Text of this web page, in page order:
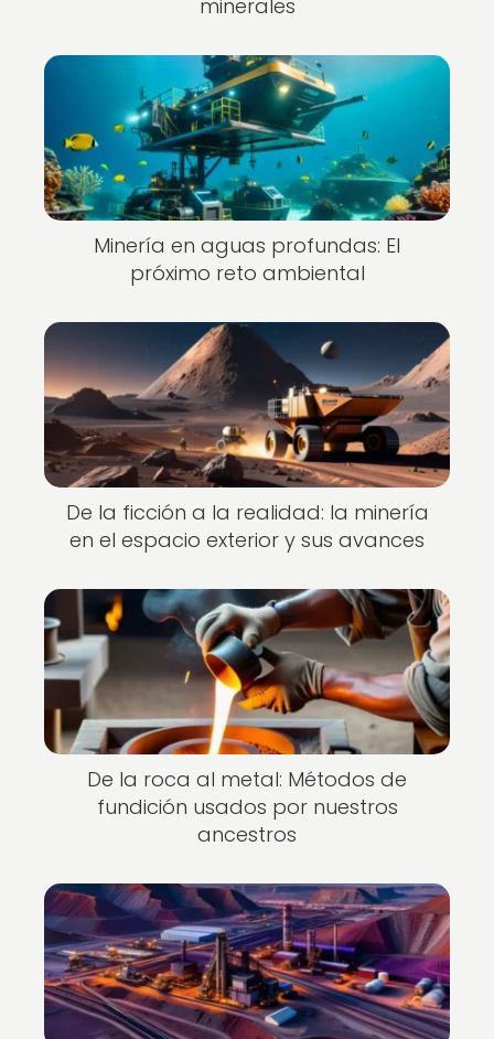
minerales
Minería en aguas profundas: El
próximo reto ambiental
De la ficción a la realidad: la minería
en el espacio exterior y sus avances
De la roca al metal: Métodos de
fundición usados por nuestros
ancestros